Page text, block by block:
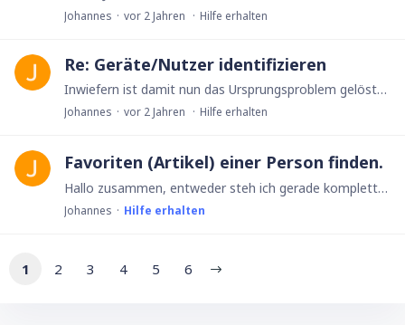
Johannes vor 2 Jahren Hilfe erhalten
Re: Geräte/Nutzer identifizieren
Inwiefern ist damit nun das Ursprungsproblem gelöst? Ich komm da grad nicht ganz mit und würd mich über etwas Licht im Dunkeln freuen 🙂
Johannes vor 2 Jahren Hilfe erhalten
Favoriten (Artikel) einer Person finden.
Hallo zusammen, entweder steh ich gerade komplett auf dem Schlauch oder es ist wirklich nicht ganz so einfach. Ich habe eine Tabelle mit Buchungen. Darin ist die Verknüpfung zu einer Person und zu…
Johannes Hilfe erhalten
1 2 3 4 5 6